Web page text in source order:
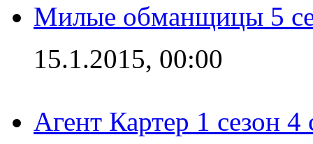
Милые обманщицы 5
15.1.2015, 00:00
Агент Картер 1 сезон 4